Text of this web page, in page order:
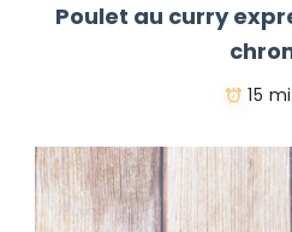
Poulet au curry
15